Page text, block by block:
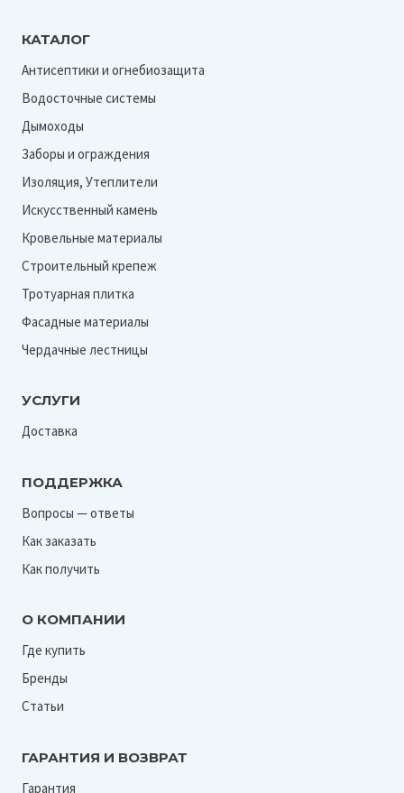
КАТАЛОГ
Антисептики и огнебиозащита
Водосточные системы
Дымоходы
Заборы и ограждения
Изоляция, Утеплители
Искусственный камень
Кровельные материалы
Строительный крепеж
Тротуарная плитка
Фасадные материалы
Чердачные лестницы
УСЛУГИ
Доставка
ПОДДЕРЖКА
Вопросы — ответы
Как заказать
Как получить
О КОМПАНИИ
Где купить
Бренды
Статьи
ГАРАНТИЯ И ВОЗВРАТ
Гарантия